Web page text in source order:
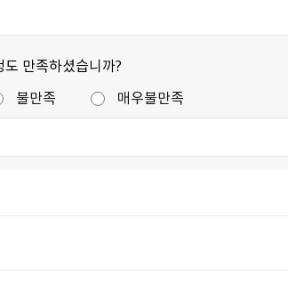
만족하셨습니까?
불만족 매우불만족